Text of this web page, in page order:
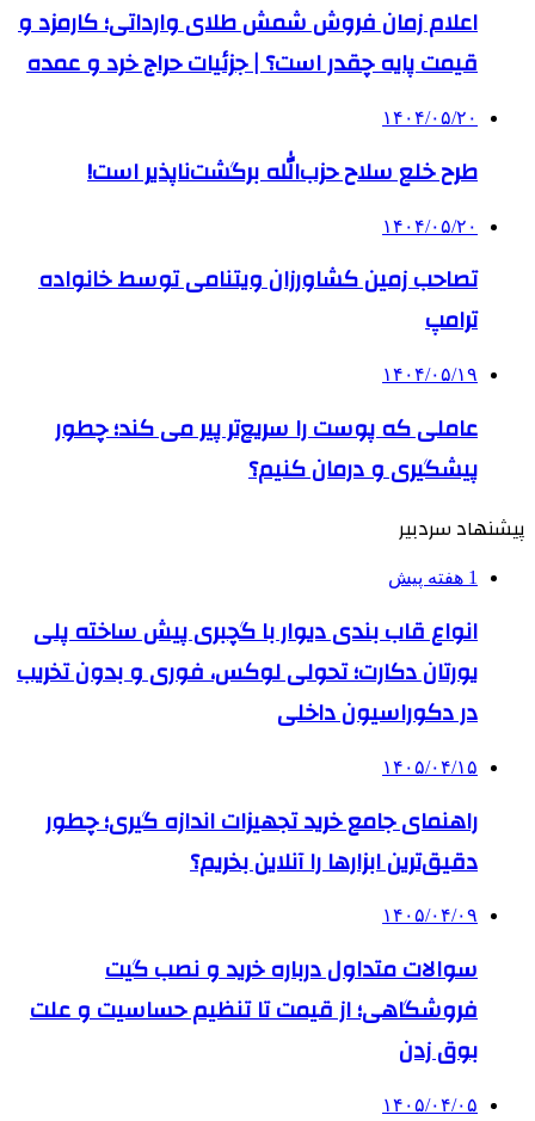
اعلام زمان فروش شمش طلای وارداتی؛ کارمزد و
قیمت پایه چقدر است؟ | جزئیات حراج خرد و عمده
۱۴۰۴/۰۵/۲۰
طرح خلع سلاح حزب‌الله برگشت‌ناپذیر است!
۱۴۰۴/۰۵/۲۰
تصاحب زمین کشاورزان ویتنامی توسط خانواده
ترامپ
۱۴۰۴/۰۵/۱۹
عاملی که پوست را سریع‌تر پیر می کند؛ چطور
پیشگیری و درمان کنیم؟
پیشنهاد سردبیر
1 هفته پیش
انواع قاب بندی دیوار با گچبری پیش ساخته پلی
یورتان دکارت؛ تحولی لوکس، فوری و بدون تخریب
در دکوراسیون داخلی
۱۴۰۵/۰۴/۱۵
راهنمای جامع خرید تجهیزات اندازه گیری؛ چطور
دقیق‌ترین ابزارها را آنلاین بخریم؟
۱۴۰۵/۰۴/۰۹
سوالات متداول درباره خرید و نصب گیت
فروشگاهی؛ از قیمت تا تنظیم حساسیت و علت
بوق زدن
۱۴۰۵/۰۴/۰۵